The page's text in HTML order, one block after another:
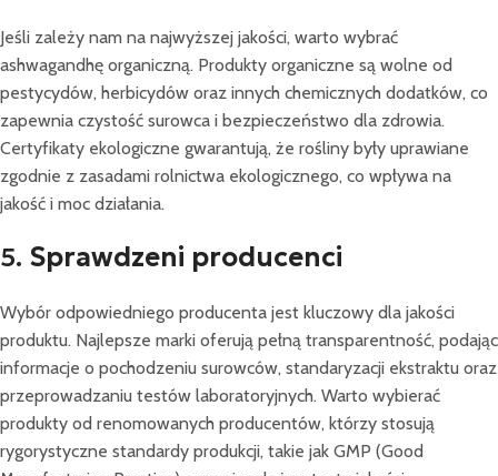
Jeśli zależy nam na najwyższej jakości, warto wybrać
ashwagandhę organiczną. Produkty organiczne są wolne od
pestycydów, herbicydów oraz innych chemicznych dodatków, co
zapewnia czystość surowca i bezpieczeństwo dla zdrowia.
Certyfikaty ekologiczne gwarantują, że rośliny były uprawiane
zgodnie z zasadami rolnictwa ekologicznego, co wpływa na
jakość i moc działania.
5. Sprawdzeni producenci
Wybór odpowiedniego producenta jest kluczowy dla jakości
produktu. Najlepsze marki oferują pełną transparentność, podając
informacje o pochodzeniu surowców, standaryzacji ekstraktu oraz
przeprowadzaniu testów laboratoryjnych. Warto wybierać
produkty od renomowanych producentów, którzy stosują
rygorystyczne standardy produkcji, takie jak GMP (Good